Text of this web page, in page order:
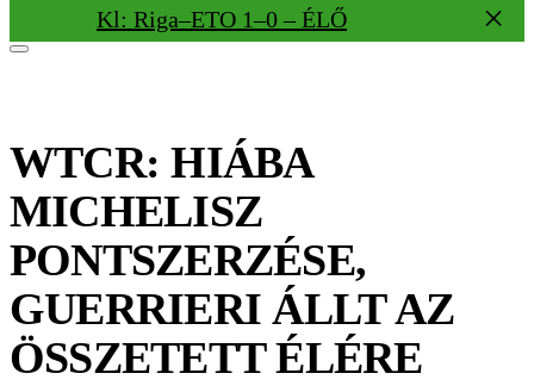
Kl: Riga–ETO 1–0 – ÉLŐ
WTCR: HIÁBA
MICHELISZ
PONTSZERZÉSE,
GUERRIERI ÁLLT AZ
ÖSSZETETT ÉLÉRE